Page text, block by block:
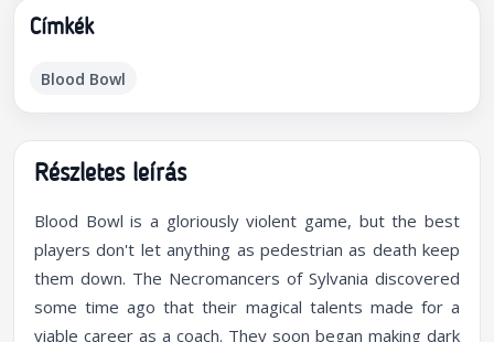
Címkék
Blood Bowl
Részletes leírás
Blood Bowl is a gloriously violent game, but the best
players don't let anything as pedestrian as death keep
them down. The Necromancers of Sylvania discovered
some time ago that their magical talents made for a
viable career as a coach. They soon began making dark